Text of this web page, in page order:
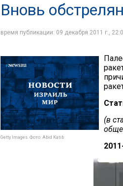
Вновь
время публикации: 09 декабря 2011 г.,
Getty Images. Фото: Abid Katib
(в